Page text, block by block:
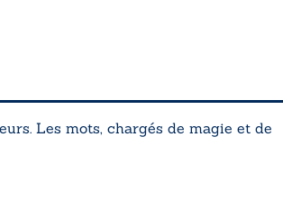
Les mots, chargés de magie et de